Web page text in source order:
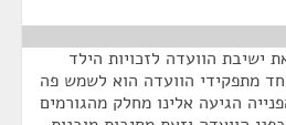
ישיבת הוועדה לזכויות הילד
מתפקידי הוועדה הוא לשמש פה
הגיעה אלינו מחלק מהגורמים